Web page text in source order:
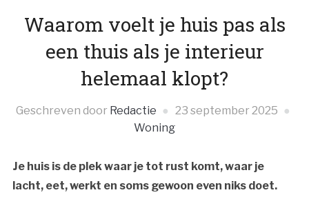
Waarom voelt je huis pas als
een thuis als je interieur
helemaal klopt?
Geschreven door Redactie
23 september 2025
Woning
Je huis is de plek waar je tot rust komt, waar je
lacht, eet, werkt en soms gewoon even niks doet.